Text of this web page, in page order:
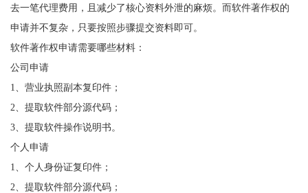
去一笔代理费用，且减少了核心资料外泄的麻烦。而软件著作权的
申请并不复杂，只要按照步骤提交资料即可。
软件著作权申请需要哪些材料：
公司申请
1、营业执照副本复印件；
2、提取软件部分源代码；
3、提取软件操作说明书。
个人申请
1、个人身份证复印件；
2、提取软件部分源代码；